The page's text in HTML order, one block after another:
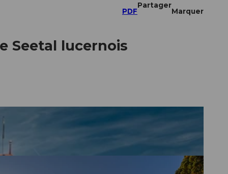
PDF
Partager
Marquer
Seetal lucernois